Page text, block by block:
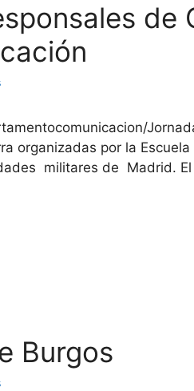
de
organizadas por la
militares de Madrid.
Burgos